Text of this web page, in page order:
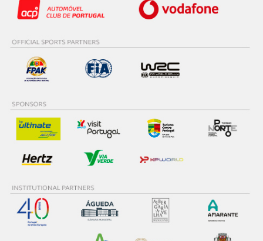
Consulte a política de cookies do site.